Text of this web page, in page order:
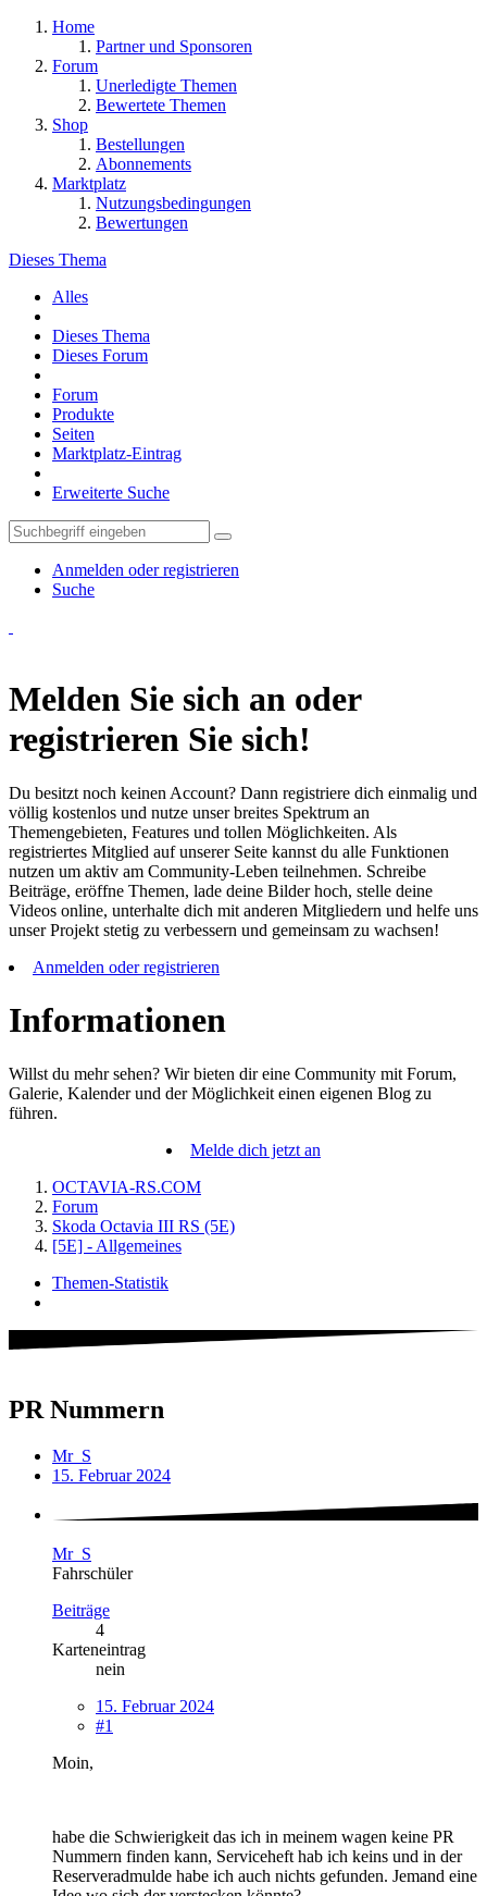
Home
Partner und Sponsoren
Forum
Unerledigte Themen
Bewertete Themen
Shop
Bestellungen
Abonnements
Marktplatz
Nutzungsbedingungen
Bewertungen
Dieses Thema
Alles
Dieses Thema
Dieses Forum
Forum
Produkte
Seiten
Marktplatz-Eintrag
Erweiterte Suche
Anmelden oder registrieren
Suche
Melden Sie sich an oder
registrieren Sie sich!
Du besitzt noch keinen Account? Dann registriere dich einmalig und
völlig kostenlos und nutze unser breites Spektrum an
Themengebieten, Features und tollen Möglichkeiten. Als
registriertes Mitglied auf unserer Seite kannst du alle Funktionen
nutzen um aktiv am Community-Leben teilnehmen. Schreibe
Beiträge, eröffne Themen, lade deine Bilder hoch, stelle deine
Videos online, unterhalte dich mit anderen Mitgliedern und helfe uns
unser Projekt stetig zu verbessern und gemeinsam zu wachsen!
Anmelden oder registrieren
Informationen
Willst du mehr sehen? Wir bieten dir eine Community mit Forum,
Galerie, Kalender und der Möglichkeit einen eigenen Blog zu
führen.
Melde dich jetzt an
OCTAVIA-RS.COM
Forum
Skoda Octavia III RS (5E)
[5E] - Allgemeines
Themen-Statistik
PR Nummern
Mr_S
15. Februar 2024
Mr_S
Fahrschüler
Beiträge
4
Karteneintrag
nein
15. Februar 2024
#1
Moin,
habe die Schwierigkeit das ich in meinem wagen keine PR
Nummern finden kann, Serviceheft hab ich keins und in der
Reserveradmulde habe ich auch nichts gefunden. Jemand eine